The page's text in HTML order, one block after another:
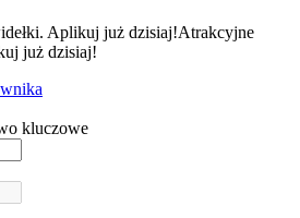
Aplikuj już dzisiaj!Atrakcyjne
już dzisiaj!
kluczowe